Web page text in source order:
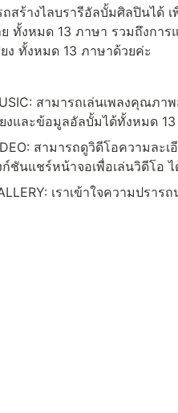
ถสร้างไลบรารีอัลบั้มศิลปินได้
ทั้งหมด 13 ภาษา รวมถึงกา
ง ทั้งหมด 13 ภาษาด้วยค่ะ
สามารถเล่นเพลงคุณภา
ยงและข้อมูลอัลบั้มได้ทั้งหมด
สามารถดูวิดีโอความละ
ก์ชันแชร์หน้าจอเพื่อเล่นวิดีโอ
เราเข้าใจความปรา